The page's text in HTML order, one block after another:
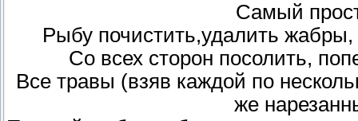
Самый
Рыбу почистить,удалить
Со всех сторон посолить,
Все травы (взяв каждой по
же